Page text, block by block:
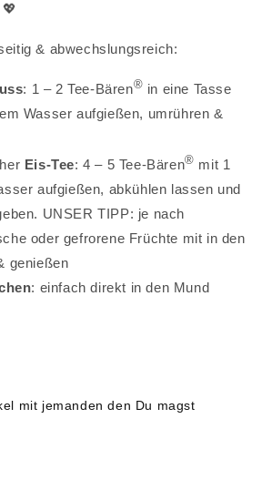
& abwechslungsreich:
: 1 – 2 Tee-Bären® in eine Tasse
Wasser aufgießen, umrühren &
Eis-Tee: 4 – 5 Tee-Bären® mit 1
aufgießen, abkühlen lassen und
UNSER TIPP: je nach
oder gefrorene Früchte mit in den
genießen
: einfach direkt in den Mund
mit jemanden den Du magst